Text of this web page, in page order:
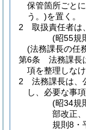
保管箇所ごと
う。)を置く。
2
取扱責任者は
(昭55規
(法務課長の任
第6条
法務課長
項を整理しな
2
法務課長は、
し、必要な事
(昭34規
部改正
規則8・